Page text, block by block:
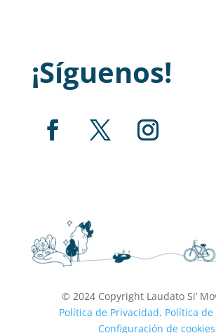
¡Síguenos!
© 2024 Copyright Laudato Si’
Política de Privacidad. Política de
Configuración de cookies